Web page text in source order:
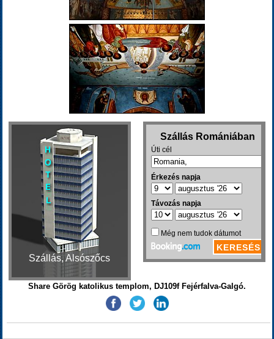
Szállás, Alsószőcs
Share Görög katolikus templom, DJ109f Fejérfalva-Galgó.